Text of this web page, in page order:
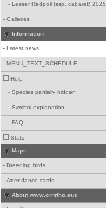
- Lesser Redpoll (ssp. cabaret) 2025
- Galleries
Information
- Latest news
- MENU_TEXT_SCHEDULE
Help
- Species partially hidden
- Symbol explanation
- FAQ
Stats
Maps
- Breeding birds
- Attendance cards
About www.ornitho.eus